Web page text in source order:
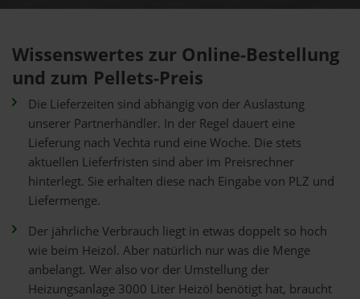
Wissenswertes zur Online-Bestellung
und zum Pellets-Preis
Die Lieferzeiten sind abhängig von der Auslastung
unserer Partnerhändler. In der Regel dauert eine
Lieferung nach Vechta rund eine Woche. Die stets
aktuellen Lieferfristen sind aber im Preisrechner
hinterlegt. Sie erhalten diese nach Eingabe von PLZ und
Liefermenge.
Der jährliche Verbrauch liegt in etwas doppelt so hoch
wie beim Heizöl. Aber natürlich nur was die Menge
anbelangt. Wer also vor der Umstellung der
Heizungsanlage 3000 Liter Heizöl benötigt hat, braucht